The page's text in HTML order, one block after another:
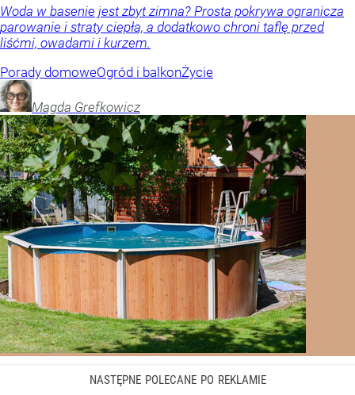
Woda w basenie jest zbyt zimna? Prosta pokrywa ogranicza
parowanie i straty ciepła, a dodatkowo chroni taflę przed
liśćmi, owadami i kurzem.
Porady domoweOgród i balkonŻycie
Magda Grefkowicz